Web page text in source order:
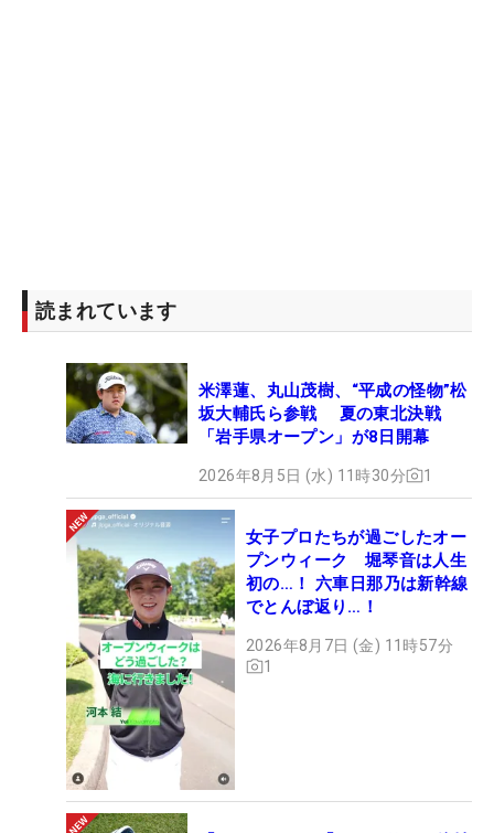
読まれています
米澤蓮、丸山茂樹、“平成の怪物”松
坂大輔氏ら参戦 夏の東北決戦
「岩手県オープン」が8日開幕
2026年8月5日 (水) 11時30分 1
女子プロたちが過ごしたオー
プンウィーク 堀琴音は人生
初の…！ 六車日那乃は新幹線
でとんぼ返り…！
2026年8月7日 (金) 11時57分
1